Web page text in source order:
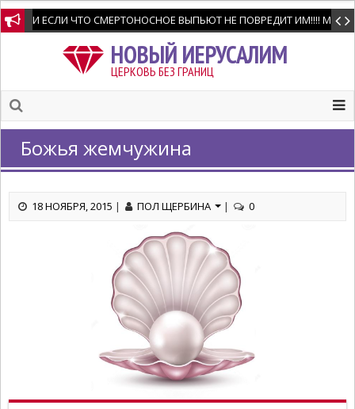
И ЕСЛИ ЧТО СМЕРТОНОСНОЕ ВЫПЬЮТ НЕ ПОВРЕДИТ ИМ!!!! Мне
НОВЫЙ ИЕРУСАЛИМ
ЦЕРКОВЬ БЕЗ ГРАНИЦ
Божья жемчужина
18 НОЯБРЯ, 2015 | ПОЛ ЩЕРБИНА | 0